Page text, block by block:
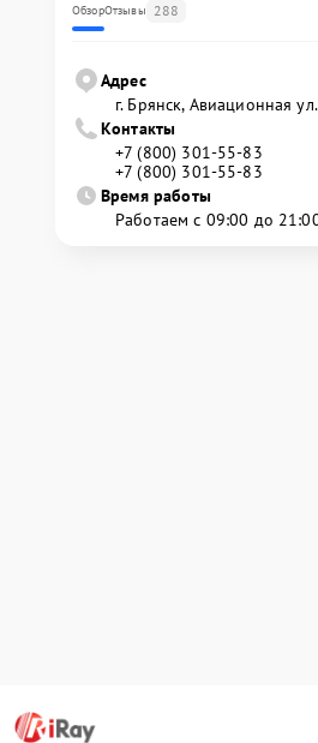
ОбзорОтзывы 288
Адрес
г. Брянск, Авиационная
Контакты
+7 (800) 301-55-83
+7 (800) 301-55-83
Время работы
Работаем с 09:00 до